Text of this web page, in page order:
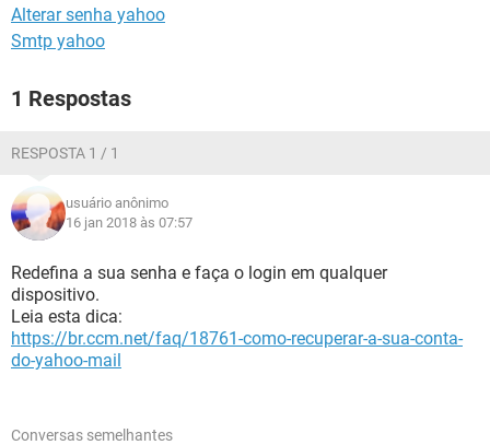
Alterar senha yahoo
Smtp yahoo
1 Respostas
RESPOSTA 1 / 1
usuário anônimo
16 jan 2018 às 07:57
Redefina a sua senha e faça o login em qualquer
dispositivo.
Leia esta dica:
https://br.ccm.net/faq/18761-como-recuperar-a-sua-conta-
do-yahoo-mail
Conversas semelhantes